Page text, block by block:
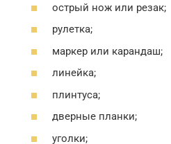
острый нож или резак;
рулетка;
маркер или карандаш;
линейка;
плинтуса;
дверные планки;
уголки;